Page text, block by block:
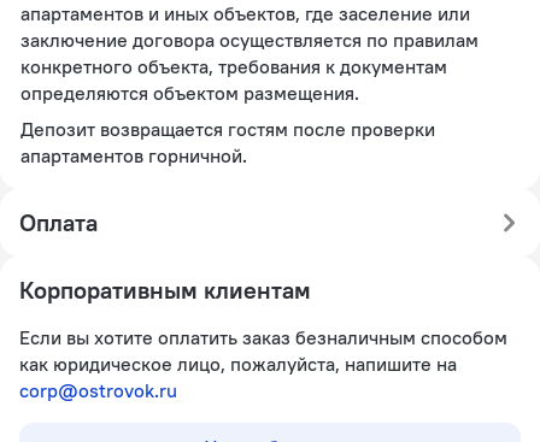
апартаментов и иных объектов, где заселение или
заключение договора осуществляется по правилам
конкретного объекта, требования к документам
определяются объектом размещения.
Депозит возвращается гостям после проверки
апартаментов горничной.
Оплата
Корпоративным клиентам
Если вы хотите оплатить заказ безналичным способом
как юридическое лицо, пожалуйста, напишите на
corp@ostrovok.ru